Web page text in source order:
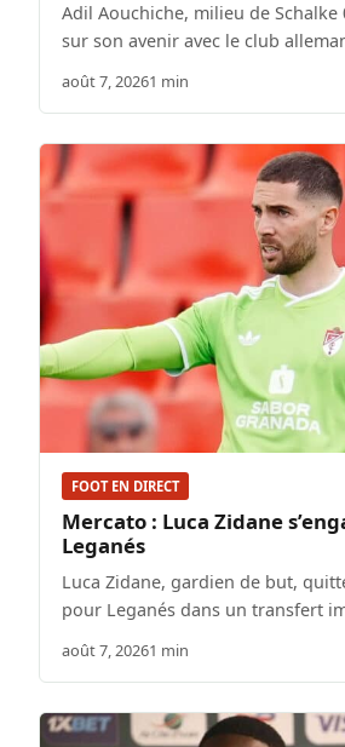
Adil Aouchiche, milieu de
sur son avenir avec le club
août 7, 20261 min
FOOT EN DIRECT
Mercato : Luca Zidane
Leganés
Luca Zidane, gardien de but,
pour Leganés dans un transfert
août 7, 20261 min